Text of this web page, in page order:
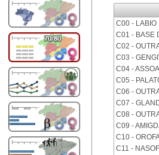
C00 - LABIO
C01 - BASE
C02 -
C03 -
C04 -
C05 -
C06 -
C07 -
C08 -
C09 -
C10 -
C11 -